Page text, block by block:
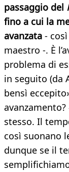
passaggio del
fino a cui la
avanzata -
maestro -. È
problema di
in seguito (da
bensì
stesso. Il
così suonano
dunque se il